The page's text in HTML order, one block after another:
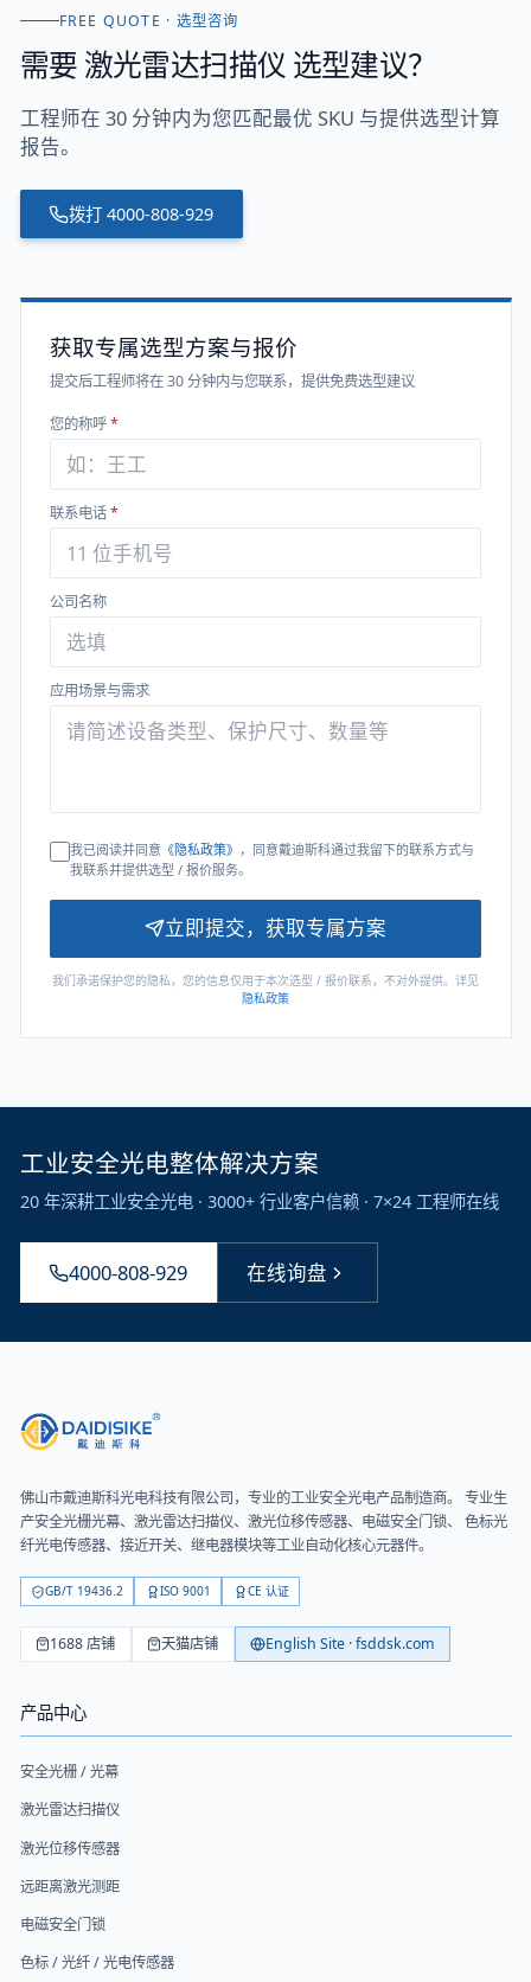
FREE QUOTE · 选型咨询
需要 激光雷达扫描仪 选型建议？
工程师在 30 分钟内为您匹配最优 SKU 与提供选型计算
报告。
拨打 4000-808-929
获取专属选型方案与报价
提交后工程师将在 30 分钟内与您联系，提供免费选型建议
您的称呼*
联系电话*
公司名称
应用场景与需求
我已阅读并同意《隐私政策》 ，同意戴迪斯科通过我留下的联系方式与
我联系并提供选型 / 报价服务。
立即提交，获取专属方案
我们承诺保护您的隐私，您的信息仅用于本次选型 / 报价联系，不对外提供。详见
隐私政策
工业安全光电整体解决方案
20 年深耕工业安全光电 · 3000+ 行业客户信赖 · 7×24 工程师在线
4000-808-929 在线询盘
佛山市戴迪斯科光电科技有限公司，专业的工业安全光电产品制造商。 专业生
产安全光栅光幕、激光雷达扫描仪、激光位移传感器、电磁安全门锁、 色标光
纤光电传感器、接近开关、继电器模块等工业自动化核心元器件。
GB/T 19436.2 ISO 9001 CE 认证
1688 店铺 天猫店铺 English Site · fsddsk.com
产品中心
安全光栅 / 光幕
激光雷达扫描仪
激光位移传感器
远距离激光测距
电磁安全门锁
色标 / 光纤 / 光电传感器